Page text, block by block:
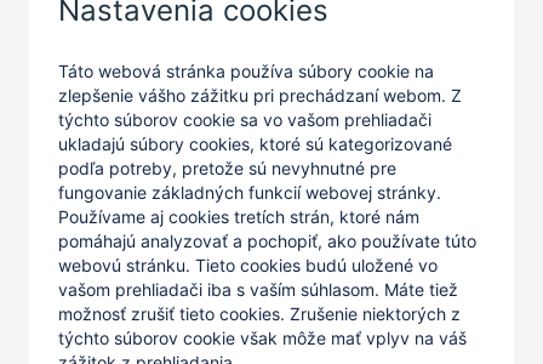
Nastavenia cookies
Táto webová stránka používa súbory cookie na
zlepšenie vášho zážitku pri prechádzaní webom. Z
týchto súborov cookie sa vo vašom prehliadači
ukladajú súbory cookies, ktoré sú kategorizované
podľa potreby, pretože sú nevyhnutné pre
fungovanie základných funkcií webovej stránky.
Používame aj cookies tretích strán, ktoré nám
pomáhajú analyzovať a pochopiť, ako používate túto
webovú stránku. Tieto cookies budú uložené vo
vašom prehliadači iba s vaším súhlasom. Máte tiež
možnosť zrušiť tieto cookies. Zrušenie niektorých z
týchto súborov cookie však môže mať vplyv na váš